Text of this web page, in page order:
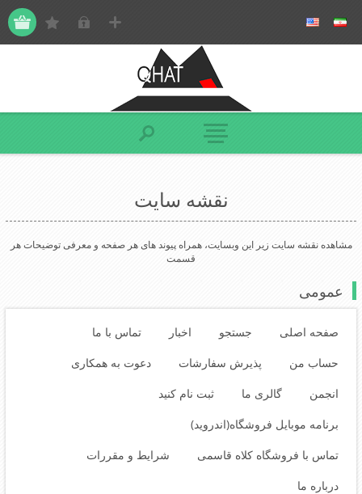
نقشه سایت
مشاهده نقشه سایت زیر این وبسایت، همراه پیوند های هر صفحه و معرفی توضیحات هر
قسمت
عمومی
صفحه اصلی جستجو اخبار
تماس با ما
حساب من
پذیرش سفارشات
دعوت به همکاری
انجمن
گالری ما
ثبت نام کنید
برنامه موبایل فروشگاه(اندروید)
تماس با فروشگاه کلاه قاسمی
شرایط و مقررات
درباره ما